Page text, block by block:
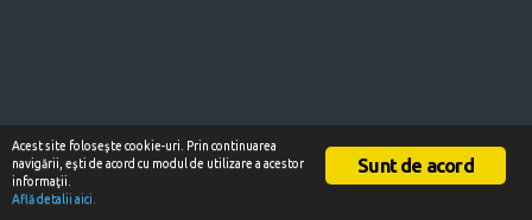
Sunt de acord
Acest site foloseşte cookie-uri. Prin continuarea
navigării, eşti de acord cu modul de utilizare a acestor
informaţii.
Află detalii aici.